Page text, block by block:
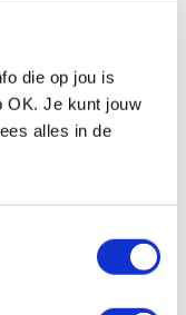
die op jou is
OK. Je kunt jouw
alles in de
aanvragen? Dit
en